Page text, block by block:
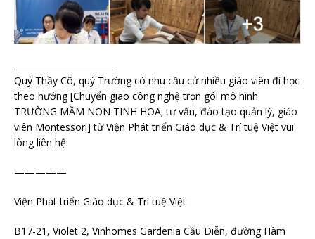
Quý Thầy Cô, quý Trường có nhu cầu cử nhiều giáo viên đi học
theo hướng [Chuyển giao công nghệ trọn gói mô hình
TRƯỜNG MẦM NON TINH HOA; tư vấn, đào tạo quản lý, giáo
viên Montessori] từ Viện Phát triển Giáo dục & Trí tuệ Việt vui
lòng liên hệ:
—————
Viện Phát triển Giáo dục & Trí tuệ Việt
B17-21, Violet 2, Vinhomes Gardenia Cầu Diễn, đường Hàm